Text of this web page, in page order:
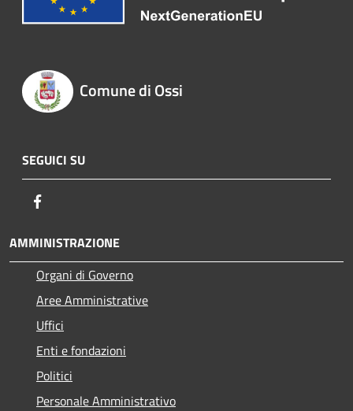
Comune di Ossi
SEGUICI SU
AMMINISTRAZIONE
Organi di Governo
Aree Amministrative
Uffici
Enti e fondazioni
Politici
Personale Amministrativo